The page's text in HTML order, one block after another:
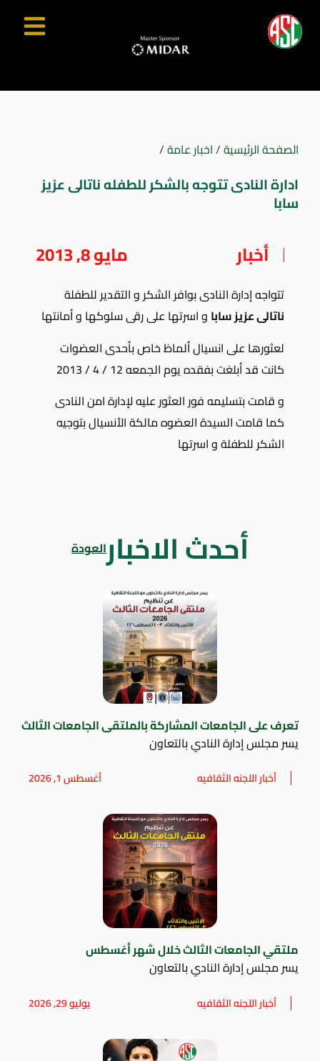
الصفحة الرئيسية/اخبار عامة/
ادارة النادى تتوجه بالشكر للطفله ناتالى عزيز
سابا
أخبار مايو 8, 2013
تتواجه إدارة النادى بوافر الشكر و التقدير للطفلة
ناتالى عزيز سابا و اسرتها على رقى سلوكها و أمانتها
لعثورها على انسيال ألماظ خاص بأحدى العضوات
كانت قد أبلغت بفقده يوم الجمعه 12 / 4 / 2013
و قامت بتسليمه فور العثور عليه لإدارة امن النادى
كما قامت السيدة العضوه مالكة الأنسيال بتوجيه
الشكر للطفلة و اسرتها
أحدث الاخبارالعودة
تعرف على الجامعات المشاركة بالملتقى الجامعات الثالث
يسر مجلس إدارة النادي بالتعاون
أخبار اللجنه الثقافيه أغسطس 1, 2026
ملتقي الجامعات الثالث خلال شهر أغسطس
يسر مجلس إدارة النادي بالتعاون
أخبار اللجنه الثقافيه يوليو 29, 2026